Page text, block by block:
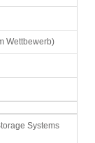
Wettbewerb)
Systems